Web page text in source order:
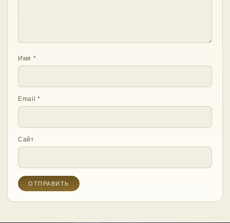
Имя *
Email*
Сайт